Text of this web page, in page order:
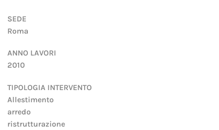
SEDE
Roma
ANNO LAVORI
2010
TIPOLOGIA INTERVENTO
Allestimento
arredo
ristrutturazione